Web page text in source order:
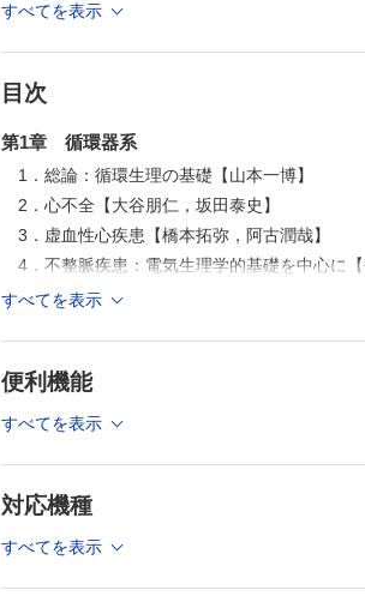
すべてを表示
目次
第1章 循環器系
1．総論：循環生理の基礎【山本一博】
2．心不全【大谷朋仁，坂田泰史】
3．虚血性心疾患【橋本拓弥，阿古潤哉】
4．不整脈疾患：電気生理学的基礎を中心に
5．肺高血圧症【波多野 将】
2．呼吸不全【馬場敬太，垣花泰之】
3．慢性閉塞性肺疾患（COPD）【黄瀬大輔，
第3章 腎臓
1．総論：腎臓の基礎【酒井佳奈紀，井口直也
すべてを表示
便利機能
すべてを表示
対応機種
すべてを表示